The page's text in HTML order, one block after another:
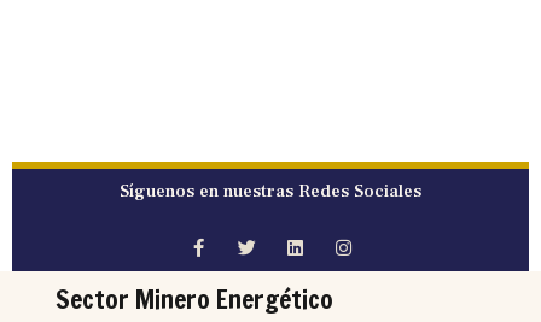
Síguenos en nuestras Redes Sociales
Sector Minero Energético